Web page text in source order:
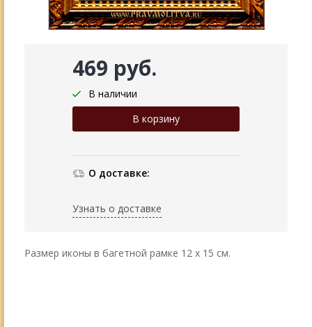
469 руб.
В наличии
О доставке:
Узнать о доставке
Размер иконы в багетной рамке 12 х 15 см.